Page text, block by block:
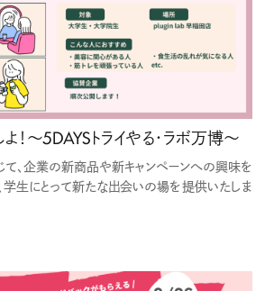
よ！〜5DAYSトライやる・ラボ万博〜
て、企業の新商品や新キャンペーンへの興味を
学生にとって新たな出会いの場を提供いたしま